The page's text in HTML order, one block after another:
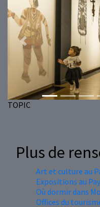
TOPIC
Previous
Plus de
Art et culture au
Expositions au
Où dormir dans
Offices du